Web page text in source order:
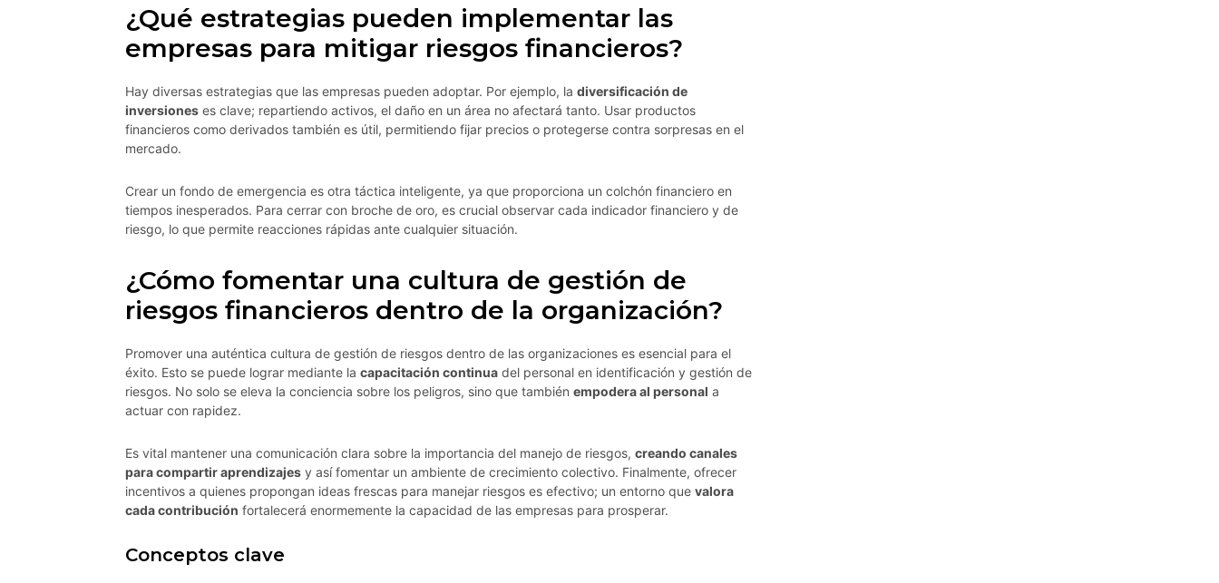
¿Qué estrategias pueden implementar las
empresas para mitigar riesgos financieros?
Hay diversas estrategias que las empresas pueden adoptar. Por ejemplo, la diversificación de
inversiones es clave; repartiendo activos, el daño en un área no afectará tanto. Usar productos
financieros como derivados también es útil, permitiendo fijar precios o protegerse contra sorpresas en el
mercado.
Crear un fondo de emergencia es otra táctica inteligente, ya que proporciona un colchón financiero en
tiempos inesperados. Para cerrar con broche de oro, es crucial observar cada indicador financiero y de
riesgo, lo que permite reacciones rápidas ante cualquier situación.
¿Cómo fomentar una cultura de gestión de
riesgos financieros dentro de la organización?
Promover una auténtica cultura de gestión de riesgos dentro de las organizaciones es esencial para el
éxito. Esto se puede lograr mediante la capacitación continua del personal en identificación y gestión de
riesgos. No solo se eleva la conciencia sobre los peligros, sino que también empodera al personal a
actuar con rapidez.
Es vital mantener una comunicación clara sobre la importancia del manejo de riesgos, creando canales
para compartir aprendizajes y así fomentar un ambiente de crecimiento colectivo. Finalmente, ofrecer
incentivos a quienes propongan ideas frescas para manejar riesgos es efectivo; un entorno que valora
cada contribución fortalecerá enormemente la capacidad de las empresas para prosperar.
Conceptos clave